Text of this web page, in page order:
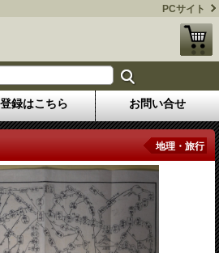
PCサイト
録はこちら お問い合せ
地理・旅行